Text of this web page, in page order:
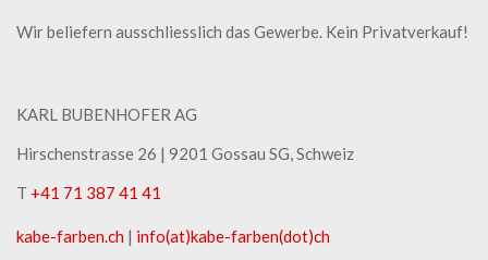
Wir beliefern ausschliesslich das Gewerbe. Kein Privatverkauf!
KARL BUBENHOFER AG
Hirschenstrasse 26 | ​9201 Gossau SG, Schweiz
T +41 71 387 41 41
kabe-​farben.ch | info(at)kabe-​farben(dot)ch